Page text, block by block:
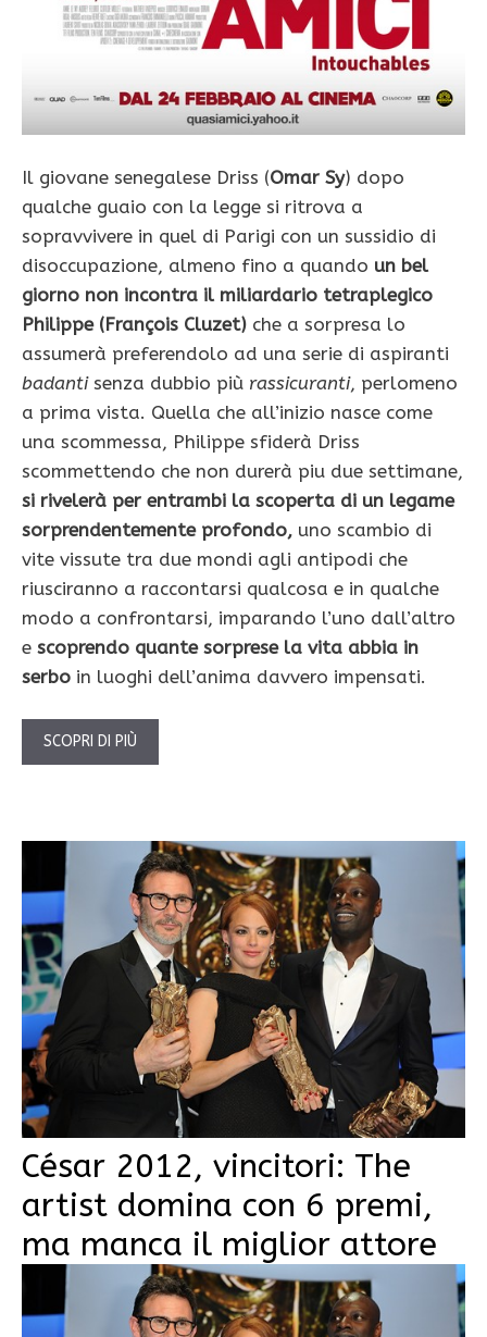
Il giovane senegalese Driss (Omar Sy) dopo
qualche guaio con la legge si ritrova a
sopravvivere in quel di Parigi con un sussidio di
disoccupazione, almeno fino a quando un bel
giorno non incontra il miliardario tetraplegico
Philippe (François Cluzet) che a sorpresa lo
assumerà preferendolo ad una serie di aspiranti
badantisenza dubbio più rassicuranti, perlomeno
a prima vista. Quella che all’inizio nasce come
una scommessa, Philippe sfiderà Driss
scommettendo che non durerà piu due settimane,
si rivelerà per entrambi la scoperta di un legame
sorprendentemente profondo, uno scambio di
vite vissute tra due mondi agli antipodi che
riusciranno a raccontarsi qualcosa e in qualche
modo a confrontarsi, imparando l’uno dall’altro
e scoprendo quante sorprese la vita abbia in
serbo in luoghi dell’anima davvero impensati.
SCOPRI DI PIÙ
César 2012, vincitori: The
artist domina con 6 premi,
ma manca il miglior attore